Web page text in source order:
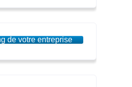
de votre entreprise